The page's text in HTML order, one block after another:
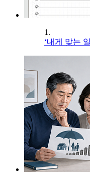
1.
‘내게 맞는